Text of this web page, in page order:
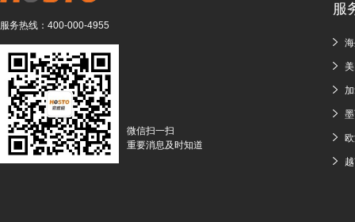
服务热线： 400-000-4955
微信扫一扫
重要消息及时知道
服